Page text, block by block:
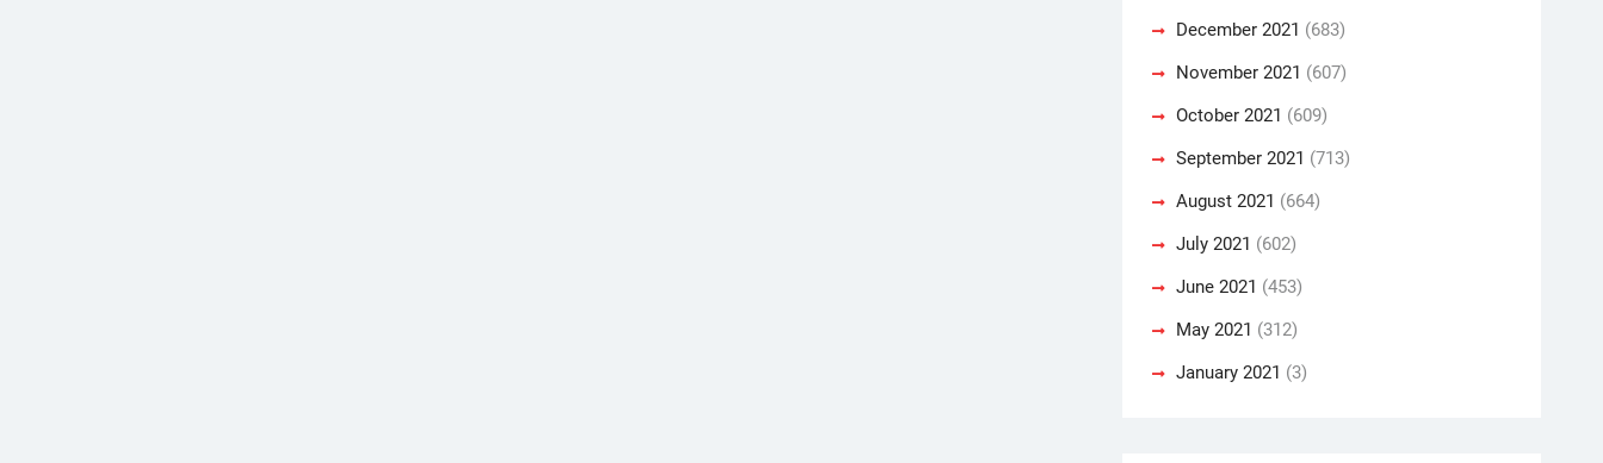
December 2021 (683)
November 2021 (607)
October 2021 (609)
September 2021 (713)
August 2021 (664)
July 2021 (602)
June 2021 (453)
May 2021 (312)
January 2021 (3)